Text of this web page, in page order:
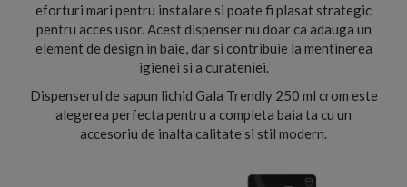
eforturi mari pentru instalare si poate fi plasat strategic
pentru acces usor. Acest dispenser nu doar ca adauga un
element de design in baie, dar si contribuie la mentinerea
igienei si a curateniei.
Dispenserul de sapun lichid Gala Trendly 250 ml crom este
alegerea perfecta pentru a completa baia ta cu un
accesoriu de inalta calitate si stil modern.